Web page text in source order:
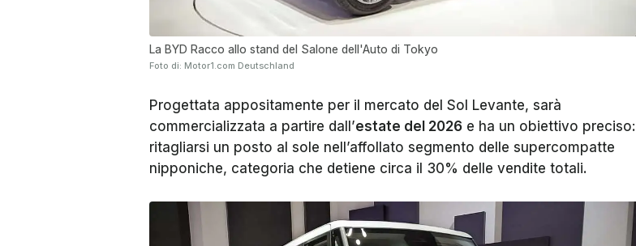
La BYD Racco allo stand del Salone dell'Auto di Tokyo
Foto di: Motor1.com Deutschland
Progettata appositamente per il mercato del Sol Levante, sarà
commercializzata a partire dall’estate del 2026 e ha un obiettivo preciso:
ritagliarsi un posto al sole nell’affollato segmento delle supercompatte
nipponiche, categoria che detiene circa il 30% delle vendite totali.